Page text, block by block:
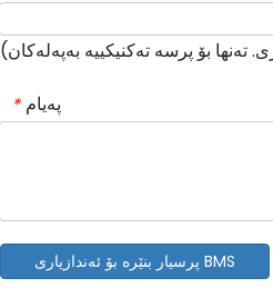
* پەیام
پرسیار بنێرە بۆ ئەندازیاری BMS